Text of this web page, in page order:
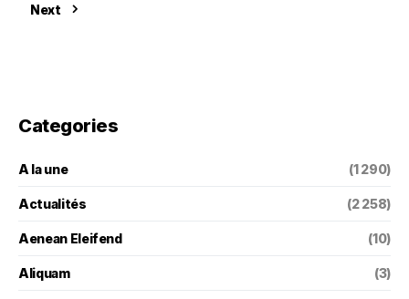
Next
Categories
A la une (1 290)
Actualités (2 258)
Aenean Eleifend (10)
Aliquam (3)